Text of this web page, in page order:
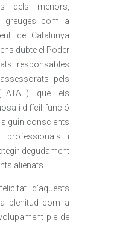
dels menors,
greuges com a
de Catalunya
dubte el Poder
responsables
pels
que els
i difícil funció
siguin conscients
professionals i
degudament
alienats.
d’aquests
plenitud com a
ple de